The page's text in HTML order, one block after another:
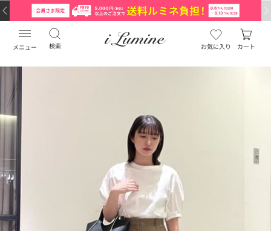
メニュー 検索 お気に入り カート